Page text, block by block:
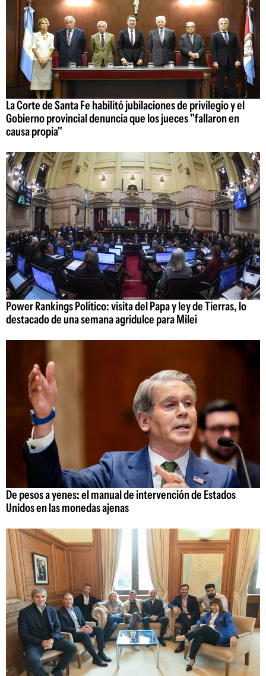
La Corte de Santa Fe habilitó jubilaciones de privilegio y el
Gobierno provincial denuncia que los jueces "fallaron en
causa propia"
Power Rankings Político: visita del Papa y ley de Tierras, lo
destacado de una semana agridulce para Milei
De pesos a yenes: el manual de intervención de Estados
Unidos en las monedas ajenas